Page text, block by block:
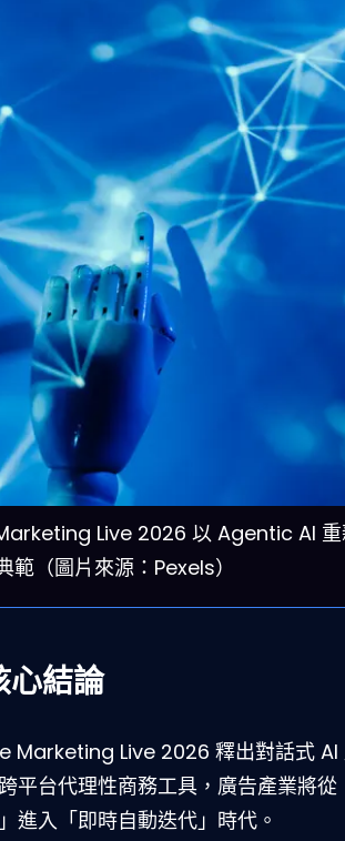
Live 2026 以 Agentic AI 重
範（圖片來源：Pexels）
心結論
Marketing Live 2026 釋出對話式 AI
平台代理性商務工具，廣告產業將從
進入「即時自動迭代」時代。